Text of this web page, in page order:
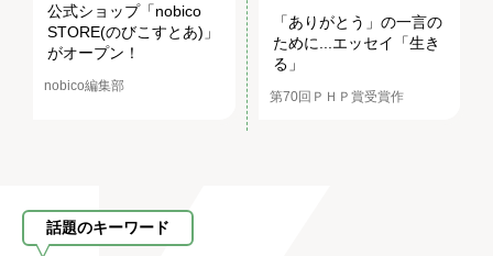
公式ショップ「nobico
STORE(のびこすとあ)」
がオープン！
nobico編集部
「ありがとう」の一言の
ために...エッセイ「生き
る」
第70回ＰＨＰ賞受賞作
話題のキーワード